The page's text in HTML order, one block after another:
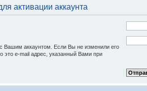
активации аккаунта
Вашим аккаунтом. Если Вы не изменили его
это e-mail адрес, указанный Вами при